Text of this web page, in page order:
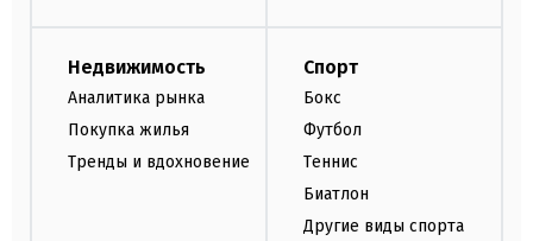
Недвижимость
Аналитика рынка
Покупка жилья
Тренды и вдохновение
Спорт
Бокс
Футбол
Теннис
Биатлон
Другие виды спорта